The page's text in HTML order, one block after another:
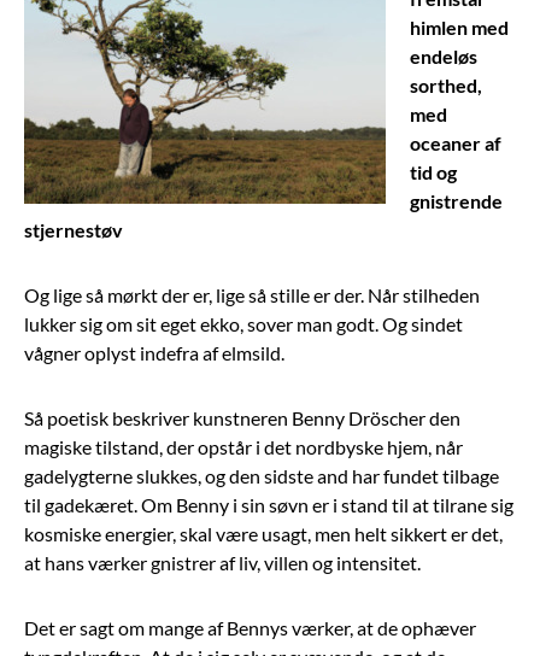
himlen med
endeløs
sorthed,
med
oceaner af
tid og
gnistrende
stjernestøv
Og lige så mørkt der er, lige så stille er der. Når stilheden
lukker sig om sit eget ekko, sover man godt. Og sindet
vågner oplyst indefra af elmsild.
Så poetisk beskriver kunstneren Benny Dröscher den
magiske tilstand, der opstår i det nordbyske hjem, når
gadelygterne slukkes, og den sidste and har fundet tilbage
til gadekæret. Om Benny i sin søvn er i stand til at tilrane sig
kosmiske energier, skal være usagt, men helt sikkert er det,
at hans værker gnistrer af liv, villen og intensitet.
Det er sagt om mange af Bennys værker, at de ophæver